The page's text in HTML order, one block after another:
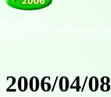
2006/04/08